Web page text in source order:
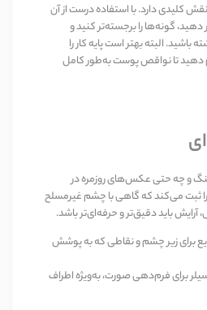
کلیدی دارد. با استفاده درست از آن
دهید، گونه‌ها را برجسته‌تر کنید و
البته بهتر است پایه کار را
دهید تا نواقص پوست به‌طور کامل
و چه حتی عکس‌های روزمره در
را ثبت می‌کند که گاهی با چشم غیرمسلح
باید دقیق‌تر و حرفه‌ای‌تر باشد.
برای زیر چشم و نقاطی که به پوشش
برای فرم‌دهی صورت، به‌ویژه اطراف